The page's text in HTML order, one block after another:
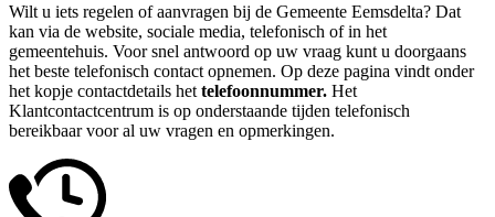
Wilt u iets regelen of aanvragen bij de Gemeente Eemsdelta? Dat
kan via de website, sociale media, telefonisch of in het
gemeentehuis. Voor snel antwoord op uw vraag kunt u doorgaans
het beste telefonisch contact opnemen. Op deze pagina vindt onder
het kopje contactdetails het telefoonnummer. Het
Klantcontactcentrum is op onderstaande tijden telefonisch
bereikbaar voor al uw vragen en opmerkingen.